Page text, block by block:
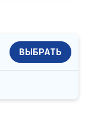
ВЫБРАТЬ